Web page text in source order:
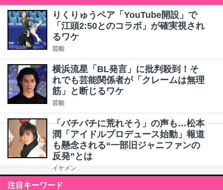
りくりゅうペア「YouTube開設」で
「江頭2:50とのコラボ」が確実視され
るワケ
芸能
横浜流星「BL発言」に批判殺到！そ
れでも芸能関係者が「クレームは無理
筋」と断じるワケ
芸能
「バチバチに荒れそう」の声も…松本
潤「アイドルプロデュース始動」報道
も懸念される“一部旧ジャニファンの
反発”とは
イケメン
注目キーワード